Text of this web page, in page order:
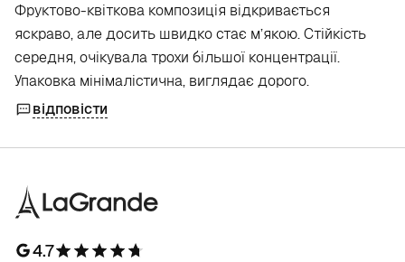
Фруктово-квіткова композиція відкривається
яскраво, але досить швидко стає м’якою. Стійкість
середня, очікувала трохи більшої концентрації.
Упаковка мінімалістична, виглядає дорого.
відповісти
4.7